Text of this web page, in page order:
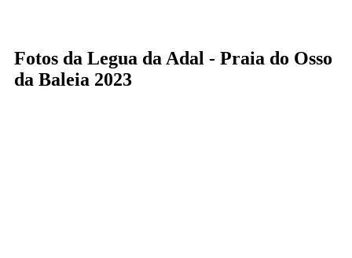
Fotos da Legua da Adal - Praia do Osso
da Baleia 2023